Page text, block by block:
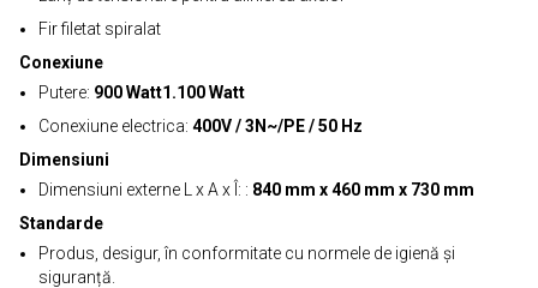
Fir filetat spiralat
Conexiune
Putere: 900 Watt1.100 Watt
Conexiune electrica: 400V / 3N~/PE / 50 Hz
Dimensiuni
Dimensiuni externe L x A x Î: : 840 mm x 460 mm x 730 mm
Standarde
Produs, desigur, în conformitate cu normele de igienă și
siguranță.